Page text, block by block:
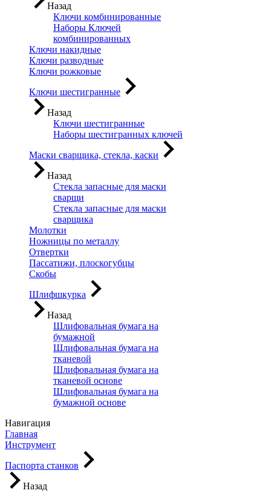
Назад
Ключи комбинированные
Наборы Ключей
комбинированных
Ключи накидные
Ключи разводные
Ключи рожковые
Ключи шестигранные
Назад
Ключи шестигранные
Наборы шестигранных ключей
Маски сварщика, стекла, каски
Назад
Стекла запасные для маски
сварщи
Стекла запасные для маски
сварщика
Молотки
Ножницы по металлу
Отвертки
Пассатижи, плоскогубцы
Скобы
Шлифшкурка
Назад
Шлифовальная бумага на
бумажной
Шлифовальная бумага на
тканевой
Шлифовальная бумага на
тканевой основе
Шлифовальная бумага на
бумажной основе
Навигация
Главная
Инструмент
Паспорта станков
Назад